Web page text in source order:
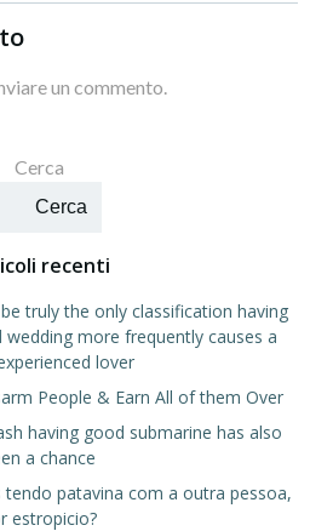
un commento.
Cerca
Cerca
recenti
truly the only classification having
more frequently causes a
lover
People & Earn All of them Over
having good submarine has also
a chance
patavina com a outra pessoa,
estropicio?